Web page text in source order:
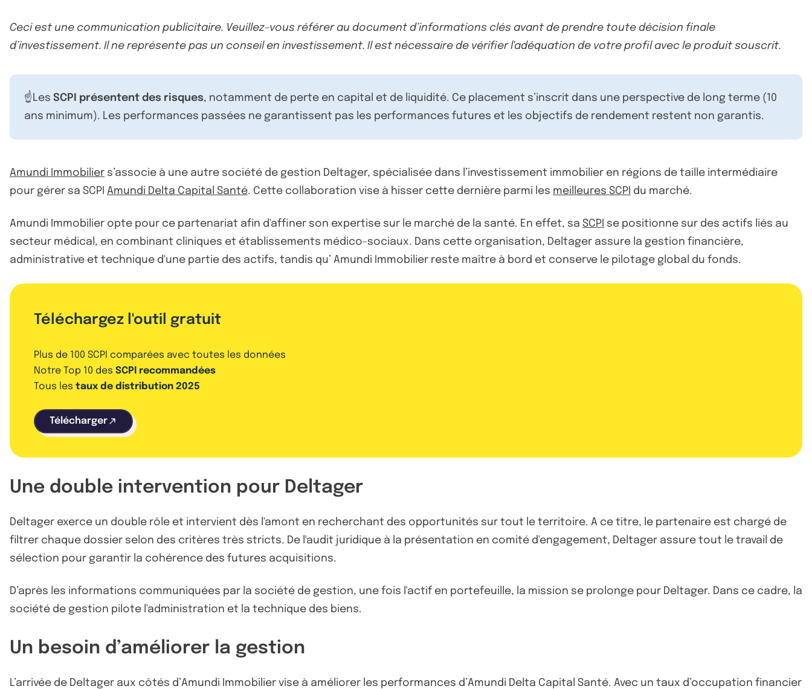
Ceci est une communication publicitaire. Veuillez-vous référer au document d’informations clés avant de prendre toute décision finale
d’investissement. Il ne représente pas un conseil en investissement. Il est nécessaire de vérifier l'adéquation de votre profil avec le produit souscrit.
☝️Les SCPI présentent des risques, notamment de perte en capital et de liquidité. Ce placement s’inscrit dans une perspective de long terme (10
ans minimum). Les performances passées ne garantissent pas les performances futures et les objectifs de rendement restent non garantis.
Amundi Immobilier s’associe à une autre société de gestion Deltager, spécialisée dans l’investissement immobilier en régions de taille intermédiaire
pour gérer sa SCPI Amundi Delta Capital Santé. Cette collaboration vise à hisser cette dernière parmi les meilleures SCPI du marché.
Amundi Immobilier opte pour ce partenariat afin d'affiner son expertise sur le marché de la santé. En effet, sa SCPI se positionne sur des actifs liés au
secteur médical, en combinant cliniques et établissements médico-sociaux. Dans cette organisation, Deltager assure la gestion financière,
administrative et technique d'une partie des actifs, tandis qu’ Amundi Immobilier reste maître à bord et conserve le pilotage global du fonds.
Téléchargez l'outil gratuit
Plus de 100 SCPI comparées avec toutes les données
Notre Top 10 des SCPI recommandées
Tous les taux de distribution 2025
Télécharger
Une double intervention pour Deltager
Deltager exerce un double rôle et intervient dès l'amont en recherchant des opportunités sur tout le territoire. A ce titre, le partenaire est chargé de
filtrer chaque dossier selon des critères très stricts. De l'audit juridique à la présentation en comité d'engagement, Deltager assure tout le travail de
sélection pour garantir la cohérence des futures acquisitions.
D’après les informations communiquées par la société de gestion, une fois l'actif en portefeuille, la mission se prolonge pour Deltager. Dans ce cadre, la
société de gestion pilote l'administration et la technique des biens.
Un besoin d’améliorer la gestion
L’arrivée de Deltager aux côtés d’Amundi Immobilier vise à améliorer les performances d’Amundi Delta Capital Santé. Avec un taux d’occupation financier